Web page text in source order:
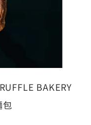
BAKERY
包